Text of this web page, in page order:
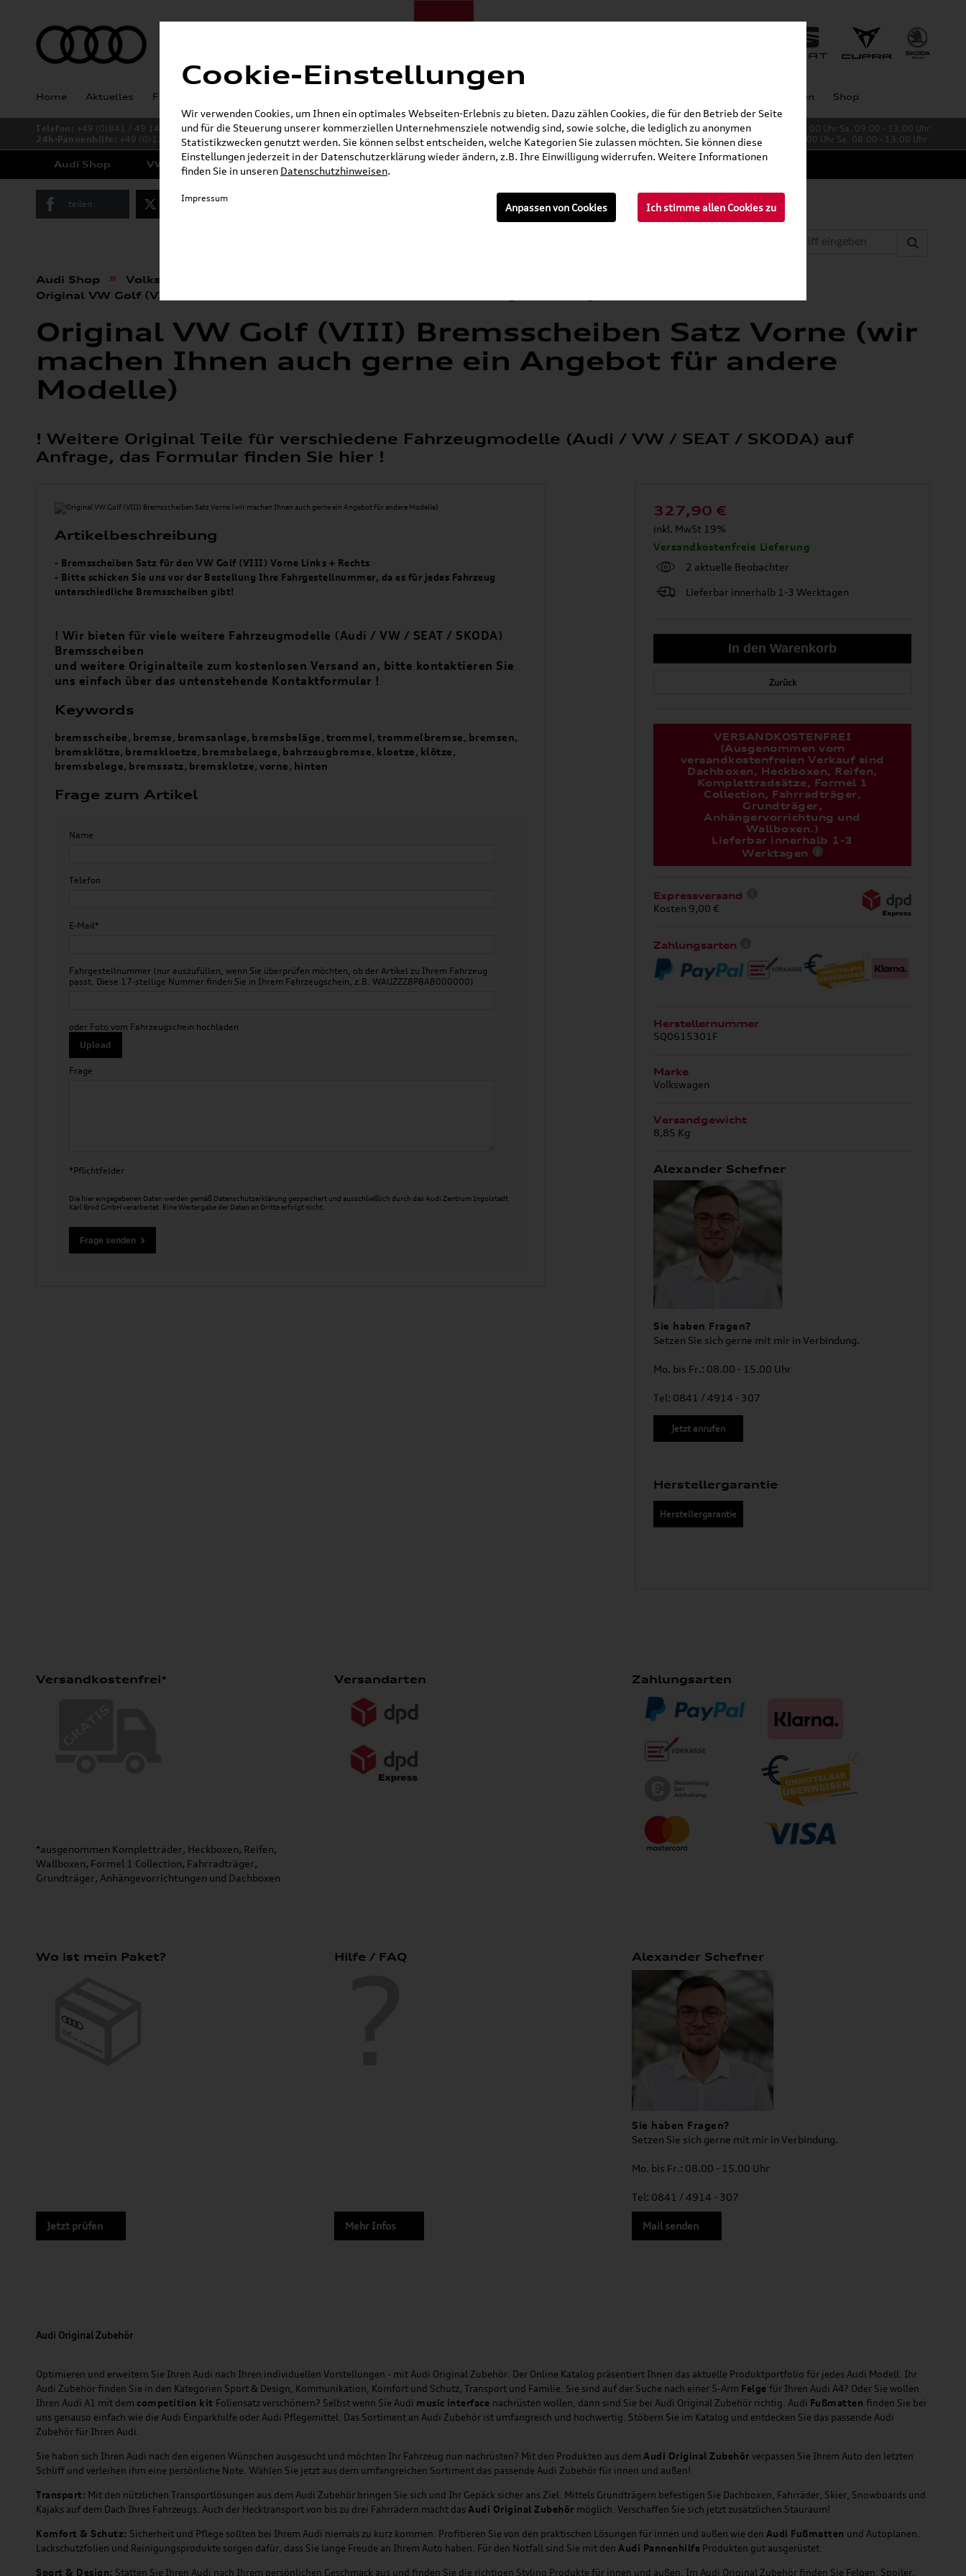
Home Aktuelles Fahrzeugankauf Großkunden Shop
Telefon: +49 (0)841 / 49 140
24h-Pannenhilfe: +49 (0)171 / 870 72 87 Gerade geöffnet Verkauf:Mo. - Fr. 08:00 - 19:00 Uhr Sa. 09:00 - 13:00 Uhr
Service:Mo. - Fr. 06:00 - 20:00 Uhr Sa. 08:00 - 13:00 Uhr
Audi Shop VW Shop Cupra Shop Seat Shop Audi E-Mobility Shop
teilen Twitter
Audi Shop » Volkswagen Produkte
Original VW Golf (VIII) Bremsscheiben Satz Vorne (wir machen Ihnen auch gerne ein Angebot für andere Modelle)
Original VW Golf (VIII) Bremsscheiben Satz Vorne (wir
machen Ihnen auch gerne ein Angebot für andere
Modelle)
! Weitere Original Teile für verschiedene Fahrzeugmodelle (Audi / VW / SEAT / SKODA) auf
Anfrage, das Formular finden Sie hier !
Artikelbeschreibung
- Bremsscheiben Satz für den VW Golf (VIII) Vorne Links + Rechts
- Bitte schicken Sie uns vor der Bestellung Ihre Fahrgestellnummer, da es für jedes Fahrzeug
unterschiedliche Bremsscheiben gibt!
! Wir bieten für viele weitere Fahrzeugmodelle (Audi / VW / SEAT / SKODA)
Bremsscheiben
und weitere Originalteile zum kostenlosen Versand an, bitte kontaktieren Sie
uns einfach über das untenstehende Kontaktformular !
Keywords
bremsscheibe, bremse, bremsanlage, bremsbeläge, trommel,trommelbremse, bremsen,
bremsklötze, bremskloetze, bremsbelaege, bahrzeugbremse, kloetze, klötze,
bremsbelege, bremssatz, bremsklotze,vorne, hinten
Frage zum Artikel
Name
Telefon
E-Mail*
Fahrgestellnummer (nur auszufüllen, wenn Sie überprüfen möchten, ob der Artikel zu Ihrem Fahrzeug
passt. Diese 17-stellige Nummer finden Sie in Ihrem Fahrzeugschein, z.B. WAUZZZ8P8AB000000)
oder Foto vom Fahrzeugschein hochladen
Upload
Frage
*Pflichtfelder
Die hier eingegebenen Daten werden gemäß Datenschutzerklärung gespeichert und ausschließlich durch das Audi Zentrum Ingolstadt
Karl Brod GmbH verarbeitet. Eine Weitergabe der Daten an Dritte erfolgt nicht.
327,90 €
inkl. MwSt 19%
Versandkostenfreie Lieferung
2 aktuelle Beobachter
Lieferbar innerhalb 1-3 Werktagen
Zurück
VERSANDKOSTENFREI
(Ausgenommen vom
versandkostenfreien Verkauf sind
Dachboxen, Heckboxen, Reifen,
Komplettradsätze, Formel 1
Collection, Fahrradträger,
Grundträger,
Anhängervorrichtung und
Wallboxen.)
Lieferbar innerhalb 1-3
Werktagen
Expressversand
Kosten 9,00 €
Zahlungsarten
Herstellernummer
5Q0615301F
Marke
Volkswagen
Versandgewicht
8,85 Kg
Alexander Schefner
Sie haben Fragen?
Setzen Sie sich gerne mit mir in Verbindung.
Mo. bis Fr.: 08.00 - 15.00 Uhr
Tel: 0841 / 4914 - 307
Jetzt anrufen
Herstellergarantie
Herstellergarantie
Versandkostenfrei*
*ausgenommen Kompletträder, Heckboxen, Reifen,
Wallboxen, Formel 1 Collection, Fahrradträger,
Grundträger, Anhängevorrichtungen und Dachboxen
Versandarten Zahlungsarten
Wo ist mein Paket?
Jetzt prüfen
Hilfe / FAQ
Mehr Infos
Alexander Schefner
Sie haben Fragen?
Setzen Sie sich gerne mit mir in Verbindung.
Mo. bis Fr.: 08.00 - 15.00 Uhr
Tel: 0841 / 4914 - 307
Mail senden
Audi Original Zubehör
Optimieren und erweitern Sie Ihren Audi nach Ihren individuellen Vorstellungen - mit Audi Original Zubehör. Der Online Katalog präsentiert Ihnen das aktuelle Produktportfolio für jedes Audi Modell. Ihr
Audi Zubehör finden Sie in den Kategorien Sport & Design, Kommunikation, Komfort und Schutz, Transport und Familie. Sie sind auf der Suche nach einer 5-Arm Felge für Ihren Audi A4? Oder Sie wollen
Ihren Audi A1 mit dem competition kit Foliensatz verschönern? Selbst wenn Sie Audi music interface nachrüsten wollen, dann sind Sie bei Audi Original Zubehör richtig. Audi Fußmatten finden Sie bei
uns genauso einfach wie die Audi Einparkhilfe oder Audi Pflegemittel. Das Sortiment an Audi Zubehör ist umfangreich und hochwertig. Stöbern Sie im Katalog und entdecken Sie das passende Audi
Zubehör für Ihren Audi.
Sie haben sich Ihren Audi nach den eigenen Wünschen ausgesucht und möchten Ihr Fahrzeug nun nachrüsten? Mit den Produkten aus dem Audi Original Zubehör verpassen Sie Ihrem Auto den letzten
Schliff und verleihen ihm eine persönliche Note. Wählen Sie jetzt aus dem umfangreichen Sortiment das passende Audi Zubehör für innen und außen!
Transport: Mit den nützlichen Transportlösungen aus dem Audi Zubehör bringen Sie sich und Ihr Gepäck sicher ans Ziel. Mittels Grundträgern befestigen Sie Dachboxen, Fahrräder, Skier, Snowboards und
Kajaks auf dem Dach Ihres Fahrzeugs. Auch der Hecktransport von bis zu drei Fahrrädern macht dasAudi Original Zubehör möglich. Verschaffen Sie sich jetzt zusätzlichen Stauraum!
Komfort & Schutz: Sicherheit und Pflege sollten bei Ihrem Audi niemals zu kurz kommen. Profitieren Sie von den praktischen Lösungen für innen und außen wie den Audi Fußmatten und Autoplanen.
Lackschutzfolien und Reinigungsprodukte sorgen dafür, dass Sie lange Freude an Ihrem Auto haben. Für den Notfall sind Sie mit den Audi Pannenhilfe Produkten gut ausgerüstet.
Sport & Design: Statten Sie Ihren Audi nach Ihrem persönlichen Geschmack aus und finden Sie die richtigen Styling Produkte für innen und außen. Im Audi Original Zubehör finden Sie Felgen, Spoiler,
Cookie-Einstellungen
Wir verwenden Cookies, um Ihnen ein optimales Webseiten-Erlebnis zu bieten. Dazu zählen Cookies, die für den Betrieb der Seite
und für die Steuerung unserer kommerziellen Unternehmensziele notwendig sind, sowie solche, die lediglich zu anonymen
Statistikzwecken genutzt werden. Sie können selbst entscheiden, welche Kategorien Sie zulassen möchten. Sie können diese
Einstellungen jederzeit in der Datenschutzerklärung wieder ändern, z.B. Ihre Einwilligung widerrufen. Weitere Informationen
finden Sie in unseren Datenschutzhinweisen.
Ich stimme allen Cookies zu
Anpassen von Cookies
Impressum